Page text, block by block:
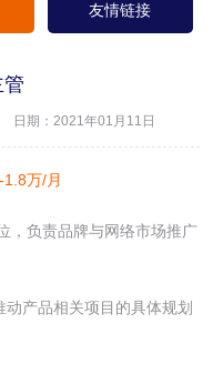
友情链接
日期：2021年01月11日
1.8万/月
，负责品牌与网络市场推广
产品相关项目的具体规划